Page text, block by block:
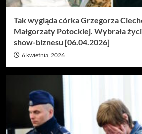
Tak wygląda córka Grzegorza
Małgorzaty Potockiej. Wybrała
show-biznesu [06.04.2026]
6 kwietnia, 2026